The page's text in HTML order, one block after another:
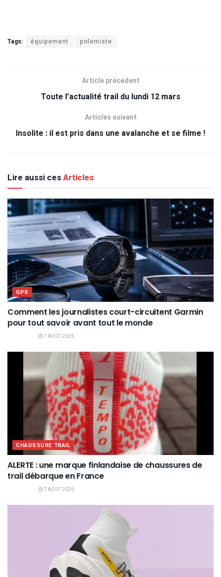
Tags: équipement polemiste
Article précédent
Toute l’actualité trail du lundi 12 mars
Articles suivant
Insolite : il est pris dans une avalanche et se filme !
Lire aussi cesArticles
GPS
Comment les journalistes court-circuitent Garmin
pour tout savoir avant tout le monde
7 AOÛT 2026
CHAUSSURE TRAIL
ALERTE : une marque finlandaise de chaussures de
trail débarque en France
7 AOÛT 2026